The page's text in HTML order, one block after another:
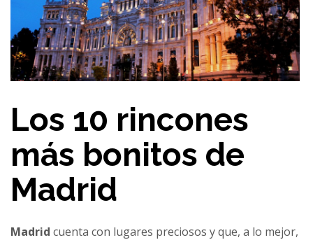
Los 10 rincones
más bonitos de
Madrid
Madrid cuenta con lugares preciosos y que, a lo mejor,